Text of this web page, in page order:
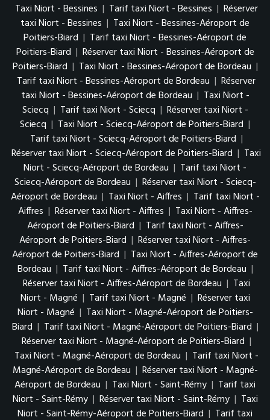
Taxi Niort - Bessines | Tarif taxi Niort - Bessines | Réserver
taxi Niort - Bessines | Taxi Niort - Bessines-Aéroport de
Poitiers-Biard | Tarif taxi Niort - Bessines-Aéroport de
Poitiers-Biard | Réserver taxi Niort - Bessines-Aéroport de
Poitiers-Biard | Taxi Niort - Bessines-Aéroport de Bordeau |
Tarif taxi Niort - Bessines-Aéroport de Bordeau | Réserver
taxi Niort - Bessines-Aéroport de Bordeau | Taxi Niort -
Sciecq | Tarif taxi Niort - Sciecq | Réserver taxi Niort -
Sciecq | Taxi Niort - Sciecq-Aéroport de Poitiers-Biard |
Tarif taxi Niort - Sciecq-Aéroport de Poitiers-Biard |
Réserver taxi Niort - Sciecq-Aéroport de Poitiers-Biard | Taxi
Niort - Sciecq-Aéroport de Bordeau | Tarif taxi Niort -
Sciecq-Aéroport de Bordeau | Réserver taxi Niort - Sciecq-
Aéroport de Bordeau | Taxi Niort - Aiffres | Tarif taxi Niort -
Aiffres | Réserver taxi Niort - Aiffres | Taxi Niort - Aiffres-
Aéroport de Poitiers-Biard | Tarif taxi Niort - Aiffres-
Aéroport de Poitiers-Biard | Réserver taxi Niort - Aiffres-
Aéroport de Poitiers-Biard | Taxi Niort - Aiffres-Aéroport de
Bordeau | Tarif taxi Niort - Aiffres-Aéroport de Bordeau |
Réserver taxi Niort - Aiffres-Aéroport de Bordeau | Taxi
Niort - Magné | Tarif taxi Niort - Magné | Réserver taxi
Niort - Magné | Taxi Niort - Magné-Aéroport de Poitiers-
Biard | Tarif taxi Niort - Magné-Aéroport de Poitiers-Biard |
Réserver taxi Niort - Magné-Aéroport de Poitiers-Biard |
Taxi Niort - Magné-Aéroport de Bordeau | Tarif taxi Niort -
Magné-Aéroport de Bordeau | Réserver taxi Niort - Magné-
Aéroport de Bordeau | Taxi Niort - Saint-Rémy | Tarif taxi
Niort - Saint-Rémy | Réserver taxi Niort - Saint-Rémy | Taxi
Niort - Saint-Rémy-Aéroport de Poitiers-Biard | Tarif taxi